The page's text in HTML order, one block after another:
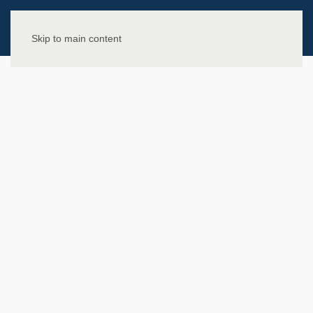
Skip to main content